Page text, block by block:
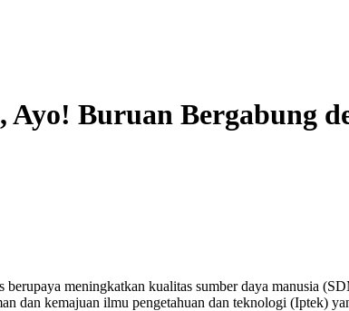
Buruan Bergabung
meningkatkan kualitas sumber daya manusia
dan kemajuan ilmu pengetahuan dan teknologi (Iptek)